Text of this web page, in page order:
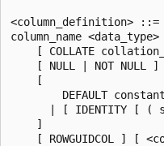
<column_definition> ::=
column_name <data_type>
[ COLLATE
    [ NULL | NOT NULL ]
    [
DEFAULT
| [ IDENTITY [ (
    ]
[ ROWGUIDCOL ] [